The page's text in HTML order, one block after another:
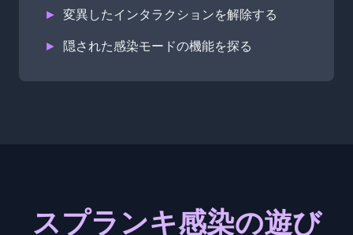
► 変異したインタラクションを解除する
► 隠された感染モードの機能を探る
スプランキ感染の遊び